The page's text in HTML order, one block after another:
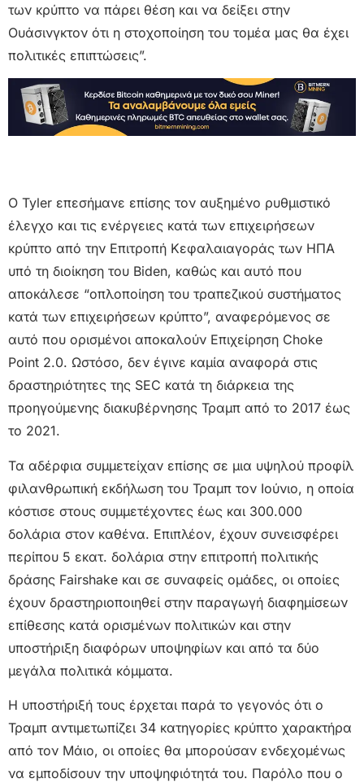
των κρύπτο να πάρει θέση και να δείξει στην
Ουάσινγκτον ότι η στοχοποίηση του τομέα μας θα έχει
πολιτικές επιπτώσεις”.
Ο Tyler επεσήμανε επίσης τον αυξημένο ρυθμιστικό
έλεγχο και τις ενέργειες κατά των επιχειρήσεων
κρύπτο από την Επιτροπή Κεφαλαιαγοράς των ΗΠΑ
υπό τη διοίκηση του Biden, καθώς και αυτό που
αποκάλεσε “οπλοποίηση του τραπεζικού συστήματος
κατά των επιχειρήσεων κρύπτο”, αναφερόμενος σε
αυτό που ορισμένοι αποκαλούν Επιχείρηση Choke
Point 2.0. Ωστόσο, δεν έγινε καμία αναφορά στις
δραστηριότητες της SEC κατά τη διάρκεια της
προηγούμενης διακυβέρνησης Τραμπ από το 2017 έως
το 2021.
Τα αδέρφια συμμετείχαν επίσης σε μια υψηλού προφίλ
φιλανθρωπική εκδήλωση του Τραμπ τον Ιούνιο, η οποία
κόστισε στους συμμετέχοντες έως και 300.000
δολάρια στον καθένα. Επιπλέον, έχουν συνεισφέρει
περίπου 5 εκατ. δολάρια στην επιτροπή πολιτικής
δράσης Fairshake και σε συναφείς ομάδες, οι οποίες
έχουν δραστηριοποιηθεί στην παραγωγή διαφημίσεων
επίθεσης κατά ορισμένων πολιτικών και στην
υποστήριξη διαφόρων υποψηφίων και από τα δύο
μεγάλα πολιτικά κόμματα.
Η υποστήριξή τους έρχεται παρά το γεγονός ότι ο
Τραμπ αντιμετωπίζει 34 κατηγορίες κρύπτο χαρακτήρα
από τον Μάιο, οι οποίες θα μπορούσαν ενδεχομένως
να εμποδίσουν την υποψηφιότητά του. Παρόλο που ο